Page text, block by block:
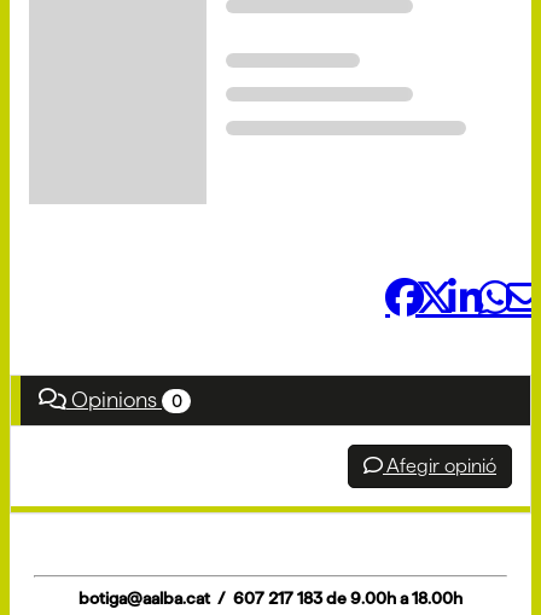
Opinions 0
Afegir opinió
botiga@aalba.cat / 607 217 183 de 9.00h a 18.00h